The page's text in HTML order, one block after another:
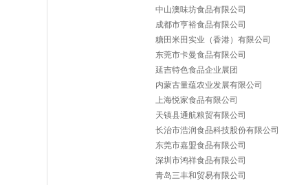
中山澳味坊食品有限公司
成都市亨裕食品有限公司
糖田米田实业（香港）有限公司
东莞市卡曼食品有限公司
延吉特色食品企业展团
内蒙古量蕴农业发展有限公司
上海悦家食品有限公司
天镇县通航粮贸有限公司
长治市浩润食品科技股份有限公司
东莞市嘉盟食品有限公司
深圳市鸿祥食品有限公司
青岛三丰和贸易有限公司